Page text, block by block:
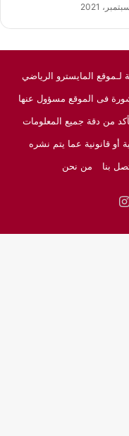
فى الموقع مسؤول عنها
من دقة جميع المعلومات
أو قانونية عما يتم نشره
بنا من نحن
انستقرام
نيوز